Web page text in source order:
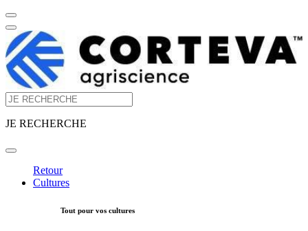
JE RECHERCHE
Retour
Cultures
Tout pour vos cultures